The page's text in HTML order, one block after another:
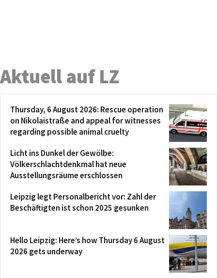
Aktuell auf LZ
Thursday, 6 August 2026: Rescue operation
on Nikolaistraße and appeal for witnesses
regarding possible animal cruelty
Licht ins Dunkel der Gewölbe:
Völkerschlachtdenkmal hat neue
Ausstellungsräume erschlossen
Leipzig legt Personalbericht vor: Zahl der
Beschäftigten ist schon 2025 gesunken
Hello Leipzig: Here’s how Thursday 6 August
2026 gets underway